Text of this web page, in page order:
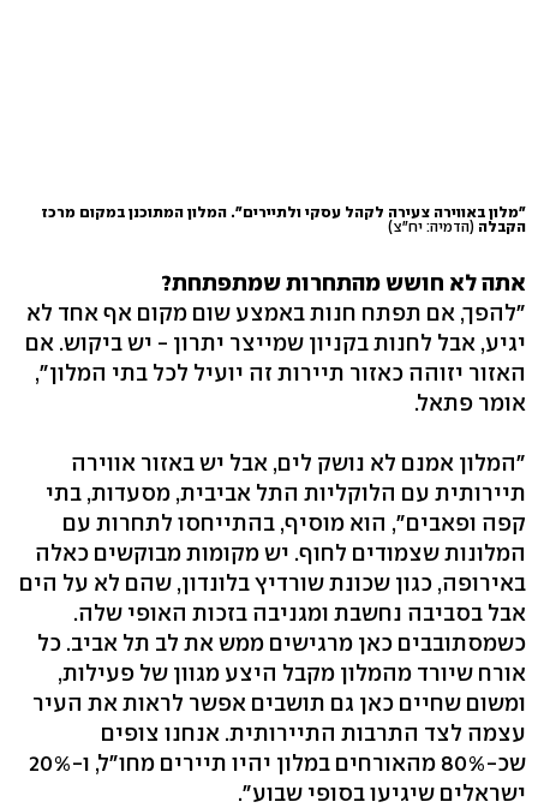
"מלון באווירה צעירה לקהל עסקי ולתיירים". המלון המתוכנן במקום מרכז
הקבלה (הדמיה: יח"צ)
אתה לא חושש מהתחרות שמתפתחת?
"להפך, אם תפתח חנות באמצע שום מקום אף אחד לא
יגיע, אבל לחנות בקניון שמייצר יתרון - יש ביקוש. אם
האזור יזוהה כאזור תיירות זה יועיל לכל בתי המלון",
אומר פתאל.
"המלון אמנם לא נושק לים, אבל יש באזור אווירה
תיירותית עם הלוקליות התל אביבית, מסעדות, בתי
קפה ופאבים", הוא מוסיף, בהתייחסו לתחרות עם
המלונות שצמודים לחוף. יש מקומות מבוקשים כאלה
באירופה, כגון שכונת שורדיץ בלונדון, שהם לא על הים
אבל בסביבה נחשבת ומגניבה בזכות האופי שלה.
כשמסתובבים כאן מרגישים ממש את לב תל אביב. כל
אורח שיורד מהמלון מקבל היצע מגוון של פעילות,
ומשום שחיים כאן גם תושבים אפשר לראות את העיר
עצמה לצד התרבות התיירותית. אנחנו צופים
שכ-80% מהאורחים במלון יהיו תיירים מחו"ל, ו-20%
ישראלים שיגיעו בסופי שבוע".